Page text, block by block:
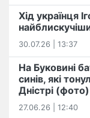
Хід українця
30.07.26 | 13:37
На Буковині
синів, які
Дністрі (фото)
27.06.26 | 12:40